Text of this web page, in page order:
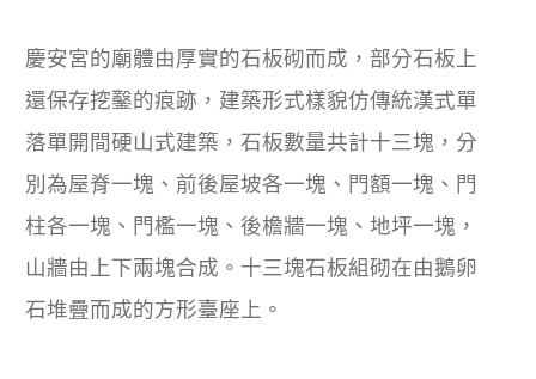
慶安宮的廟體由厚實的石板砌而成，部分石板上
還保存挖鑿的痕跡，建築形式樣貌仿傳統漢式單
落單開間硬山式建築，石板數量共計十三塊，分
別為屋脊一塊、前後屋坡各一塊、門額一塊、門
柱各一塊、門檻一塊、後檐牆一塊、地坪一塊，
山牆由上下兩塊合成。十三塊石板組砌在由鵝卵
石堆疊而成的方形臺座上。